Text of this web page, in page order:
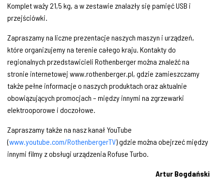
Komplet waży 21,5 kg, a w zestawie znalazły się pamięć USB i
przejściówki.
Zapraszamy na liczne prezentacje naszych maszyn i urządzeń,
które organizujemy na terenie całego kraju. Kontakty do
regionalnych przedstawicieli Rothenberger można znaleźć na
stronie internetowej www.rothenberger.pl, gdzie zamieszczamy
także pełne informacje o naszych produktach oraz aktualnie
obowiązujących promocjach – między innymi na zgrzewarki
elektrooporowe i doczołowe.
Zapraszamy także na nasz kanał YouTube
(www.youtube.com/RothenbergerTV) gdzie można obejrzeć między
innymi filmy z obsługi urządzenia Rofuse Turbo.
Artur Bogdański